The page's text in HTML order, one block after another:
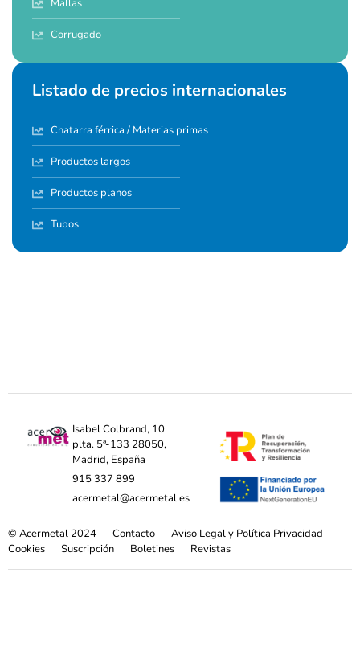
Mallas
Corrugado
Listado de precios internacionales
Chatarra férrica / Materias primas
Productos largos
Productos planos
Tubos
Isabel Colbrand, 10
plta. 5ª-133 28050,
Madrid, España
915 337 899
acermetal@acermetal.es
© Acermetal 2024 Contacto
Aviso Legal y Política Privacidad
Cookies
Suscripción Boletines Revistas